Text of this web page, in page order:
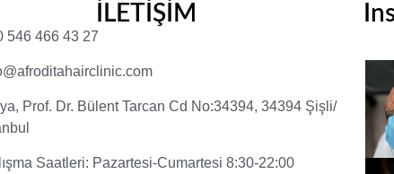
İLETİŞİM
546 466 43 27
Prof. Dr. Bülent Tarcan Cd No:34394, 34394 Şişli/
Saatleri: Pazartesi-Cumartesi 8:30-22:00